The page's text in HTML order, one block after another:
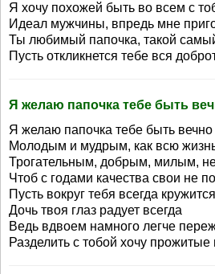
Я хочу похожей быть во всем с
Идеал мужчины, впредь мне
Ты любимый папочка, такой
Пусть откликнется тебе вся
Я желаю папочка тебе быть
Я желаю папочка тебе быть вечно
Молодым и мудрым, как всю
Трогательным, добрым, милым,
Чтоб с годами качества свои не
Пусть вокруг тебя всегда
Дочь твоя глаз радует всегда
Ведь вдвоем намного легче
Разделить с тобой хочу прожитые